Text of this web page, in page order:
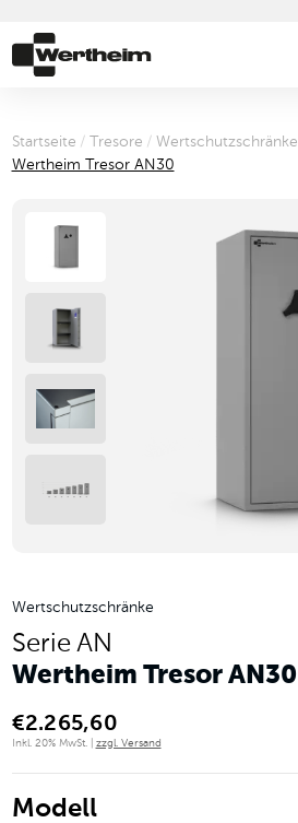
Startseite / Tresore / Wertschutzschränke
Wertheim Tresor AN30
Wertschutzschränke
Serie AN
Wertheim Tresor AN30
€2.265,60
Inkl. 20% MwSt. | zzgl. Versand
Modell